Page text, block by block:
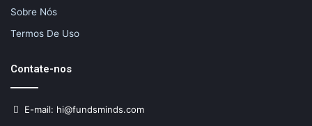
Sobre Nós
Termos De Uso
Contate-nos
E-mail: hi@fundsminds.com